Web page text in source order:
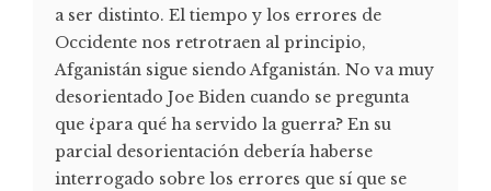
a ser distinto. El tiempo y los errores de
Occidente nos retrotraen al principio,
Afganistán sigue siendo Afganistán. No va muy
desorientado Joe Biden cuando se pregunta
que ¿para qué ha servido la guerra? En su
parcial desorientación debería haberse
interrogado sobre los errores que sí que se